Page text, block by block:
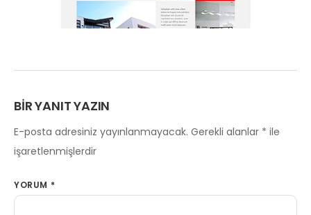
BIR YANIT YAZIN
E-posta adresiniz yayınlanmayacak. Gerekli alanlar * ile
işaretlenmişlerdir
YORUM *